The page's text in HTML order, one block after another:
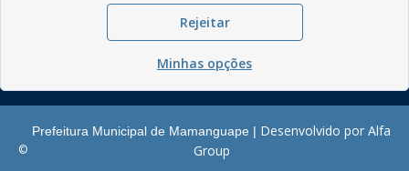
Ouvidoria
Serviços Internos
Política de Privacidade
©
Prefeitura Municipal de Mamanguape | Desenvolvido por Alfa
Group
Rejeitar
Minhas opções